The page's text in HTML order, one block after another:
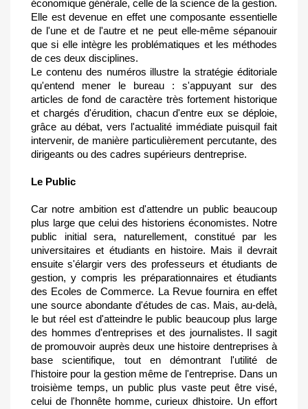
économique générale, celle de la science de la gestion.
Elle est devenue en effet une composante essentielle
de l'une et de l'autre et ne peut elle-même sépanouir
que si elle intègre les problématiques et les méthodes
de ces deux disciplines.
Le contenu des numéros illustre la stratégie éditoriale
qu'entend mener le bureau : s'appuyant sur des
articles de fond de caractère très fortement historique
et chargés d'érudition, chacun d'entre eux se déploie,
grâce au débat, vers l'actualité immédiate puisquil fait
intervenir, de manière particulièrement percutante, des
dirigeants ou des cadres supérieurs dentreprise.
Le Public
Car notre ambition est d'attendre un public beaucoup
plus large que celui des historiens économistes. Notre
public initial sera, naturellement, constitué par les
universitaires et étudiants en histoire. Mais il devrait
ensuite s'élargir vers des professeurs et étudiants de
gestion, y compris les préparationnaires et étudiants
des Ecoles de Commerce. La Revue fournira en effet
une source abondante d'études de cas. Mais, au-delà,
le but réel est d'atteindre le public beaucoup plus large
des hommes d'entreprises et des journalistes. Il sagit
de promouvoir auprès deux une histoire dentreprises à
base scientifique, tout en démontrant l'utilité de
l'histoire pour la gestion même de l'entreprise. Dans un
troisième temps, un public plus vaste peut être visé,
celui de l'honnête homme, curieux dhistoire. Un effort